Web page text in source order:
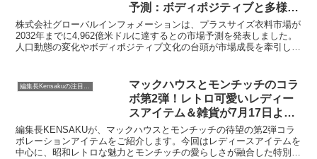
予測：ボディポジティブと多様性
が牽引するファッションの未来
株式会社グローバルインフォメーションは、プラスサイズ衣料市場が
2032年までに4,962億米ドルに達するとの市場予測を発表しました。
人口動態の変化やボディポジティブ文化の台頭が市場成長を牽引して
編集長Kensakuの注目ネタ
マックハウスとモンチッチのコラ
ボ第2弾！レトロ可愛いレディー
スアイテム＆雑貨が7月17日より
登場
編集長KENSAKUが、マックハウスとモンチッチの待望の第2弾コラ
ボレーションアイテムをご紹介します。今回はレディースアイテムを
中心に、昭和レトロな魅力とモンチッチの愛らしさが融合した特別な